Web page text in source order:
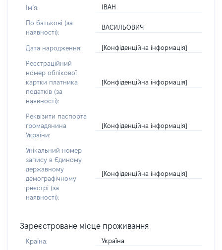
Імʼя: ІВАН
По батькові (за
наявності):
ВАСИЛЬОВИЧ
Дата народження: [Конфіденційна інформація]
Реєстраційний
номер облікової
картки платника
податків (за
наявності):
[Конфіденційна інформація]
Реквізити паспорта
громадянина
України:
[Конфіденційна інформація]
Унікальний номер
запису в Єдиному
державному
демографічному
реєстрі (за
наявності):
[Конфіденційна інформація]
Зареєстроване місце проживання
Країна: Україна